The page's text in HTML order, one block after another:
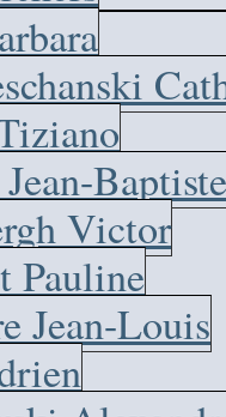
Baptiste
Victor
Pauline
Jean-Louis